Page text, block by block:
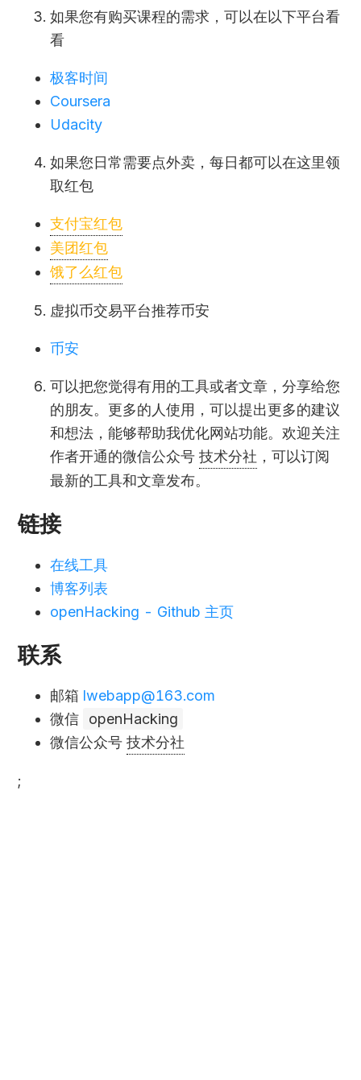
如果您有购买课程的需求，可以在以下平台看
看
极客时间
Coursera
Udacity
如果您日常需要点外卖，每日都可以在这里领
取红包
支付宝红包
美团红包
饿了么红包
虚拟币交易平台推荐币安
币安
可以把您觉得有用的工具或者文章，分享给您
的朋友。更多的人使用，可以提出更多的建议
和想法，能够帮助我优化网站功能。欢迎关注
作者开通的微信公众号技术分社 ，可以订阅
最新的工具和文章发布。
链接
在线工具
博客列表
openHacking - Github 主页
联系
邮箱 lwebapp@163.com
微信
openHacking
微信公众号技术分社
;